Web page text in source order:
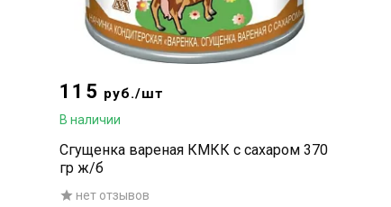
115 руб./шт
В наличии
Сгущенка вареная КМКК с сахаром 370
гр ж/б
нет отзывов